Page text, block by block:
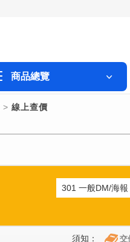
商品總覽
> 線上查價
須知： 交